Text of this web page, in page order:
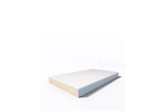
использовать только
В составе не должно